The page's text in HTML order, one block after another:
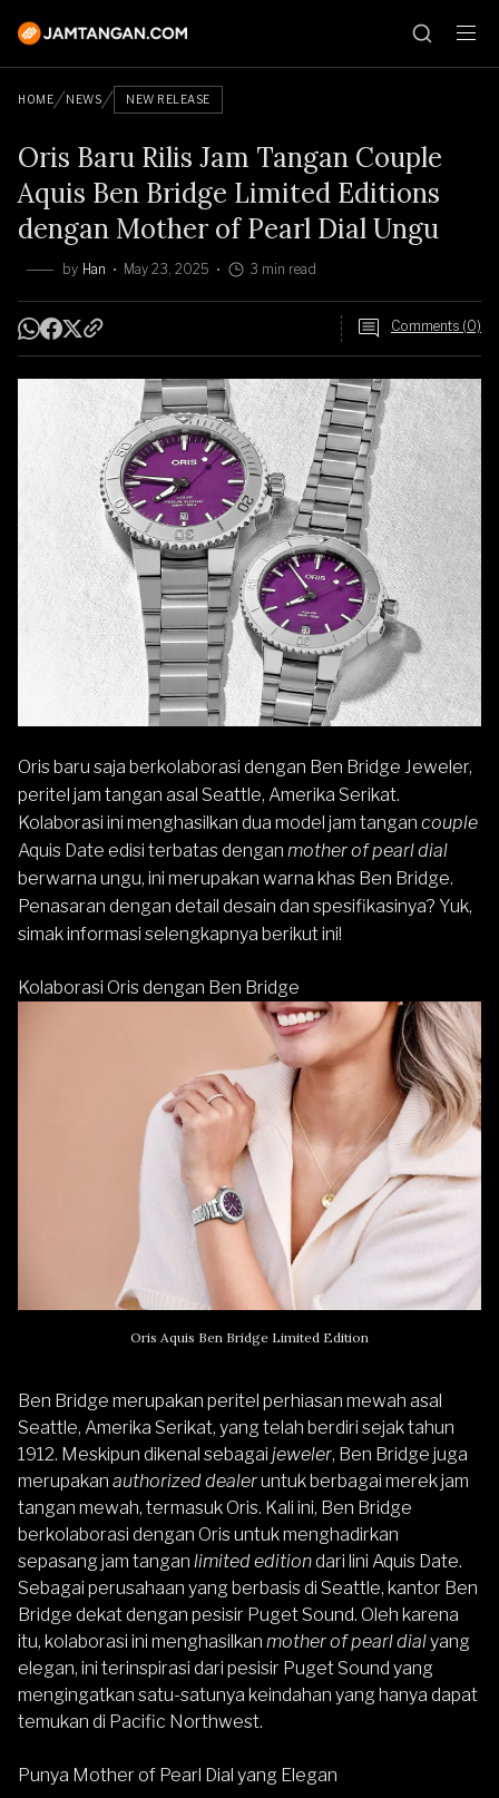
HOME NEWS NEW RELEASE
Oris Baru Rilis Jam Tangan Couple
Aquis Ben Bridge Limited Editions
dengan Mother of Pearl Dial Ungu
by Han May 23, 2025 3 min read
Comments (0)
Orisbaru saja berkolaborasi dengan Ben Bridge Jeweler,
peritel jam tangan asal Seattle, Amerika Serikat.
Kolaborasi ini menghasilkan dua model jam tangan couple
Aquis Date edisi terbatas dengan mother of pearl dial
berwarna ungu, ini merupakan warna khas Ben Bridge.
Penasaran dengan detail desain dan spesifikasinya? Yuk,
simak informasi selengkapnya berikut ini!
Kolaborasi Oris dengan Ben Bridge
Oris Aquis Ben Bridge Limited Edition
Ben Bridge merupakan peritel perhiasan mewah asal
Seattle, Amerika Serikat, yang telah berdiri sejak tahun
1912. Meskipun dikenal sebagai jeweler, Ben Bridge juga
merupakan authorized dealeruntuk berbagai merekjam
tangan mewah, termasuk Oris. Kali ini, Ben Bridge
berkolaborasi dengan Oris untuk menghadirkan
sepasang jam tangan limited editiondari lini Aquis Date.
Sebagai perusahaan yang berbasis di Seattle, kantor Ben
Bridge dekat dengan pesisir Puget Sound. Oleh karena
itu, kolaborasi ini menghasilkan mother of pearl dialyang
elegan, ini terinspirasi dari pesisir Puget Sound yang
mengingatkan satu-satunya keindahan yang hanya dapat
temukan di Pacific Northwest.
Punya Mother of Pearl Dial yang Elegan